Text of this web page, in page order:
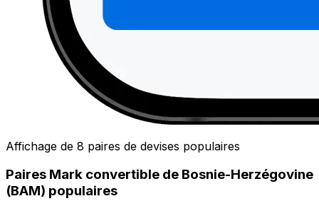
Affichage de 8 paires de devises populaires
Paires Mark convertible de Bosnie-Herzégovine
(BAM) populaires